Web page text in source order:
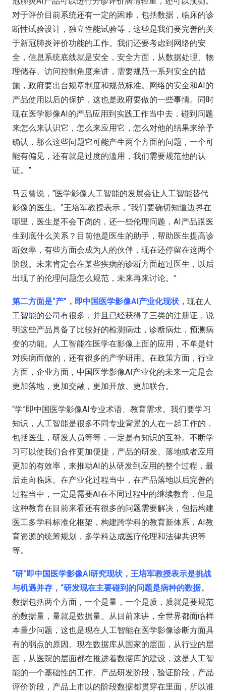
对于评价目前系统还有一定的困难，包括数据，临床的诊
断性试验设计，独立性能试验等，这些是我们要完善的关
于新冠肺炎评价功能的工作。我们还要考虑到网络的安
全，信息系统底线就是安全，安全方面，从数据处理、物
理储存、访问控制角度来讲，需要规范一系列安全的措
施，政府要出台规章制度和规范标准。网络的安全和AI的
产品使用以后的保护，这也是政府要做的一些事情。同时
现在医学影像AI的产品应用到实践工作当中去，碰到问题
来怎么来认识它，怎么来应用它，怎么对他的结果来给予
确认，那么这些问题它可能产生两个方面的问题，一个可
能有偏见，还有就是过度的滥用，我们需要规范他的认
证。”
马云曾说，“医学影像人工智能的发展会让人工智能替代
影像的医生。”王培军教授表示，“我们要确切知道边界在
哪里，医生是不会下岗的，还一些伦理问题，AI产品跟医
生到底什么关系？目前他是医生的助手，帮助医生提高诊
断效率，有些方面会成为人的伙伴，现在还停留在这两个
阶段。未来肯定会在某些疾病的诊断方面超过医生，以后
出现了的伦理问题怎么规范，未来再来讨论。”
第二方面是“产”，即中国医学影像AI产业化现状， 现在人
工智能的公司有很多，并且已经获得了三类的注册证，说
明这些产品具备了比较好的检测病灶，诊断病灶，预测病
变的功能。人工智能在医学在影像上面的应用，不单是针
对疾病而做的，还有很多的产学研用。在政策方面，行业
方面，企业方面，中国医学影像AI产业化的未来一定是会
更加落地，更加交融，更加开放、更加联合。
“学”即中国医学影像AI专业术语、教育需求。我们要学习
知识，人工智能是很多不同专业背景的人在一起工作的，
包括医生，研发人员等等，一定是有知识的互补。不断学
习可以使我们合作更加便捷，产品的研发、落地或者应用
更加的有效率，来推动AI的从研发到应用的整个过程，最
后走向临床。在产业化过程当中，在产品落地以后完善的
过程当中，一定是需要AI在不同过程中的继续教育，但是
这种教育在目前来看还有很多的问题需要解决，包括构建
医工多学科标准化框架，构建跨学科的教育新体系，AI教
育资源的统筹规划，多学科达成医疗伦理和法律共识等
等。
“研”即中国医学影像AI研究现状，王培军教授表示是挑战
与机遇并存，“研发现在主要碰到的问题是病种的数据。
数据包括两个方面，一个是量，一个是质，质就是要规范
的数据量，量就是数据量。从目前来讲，全世界都面临样
本量少问题，这也是现在人工智能在医学影像诊断方面具
有的弱点的原因。现在数据库从国家的层面，从行业的层
面，从医院的层面都在推进着数据库的建设，这是人工智
能的一个基础性的工作。产品研发阶段，验证阶段，产品
评价阶段，产品上市以的阶段数据都贯穿在里面，所以谁